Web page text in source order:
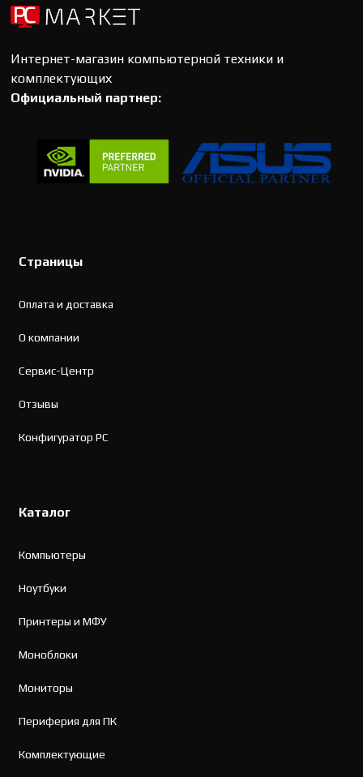
Интернет-магазин компьютерной техники и
комплектующих
Официальный партнер:
Страницы
Оплата и доставка
О компании
Сервис-Центр
Отзывы
Конфигуратор PC
Каталог
Компьютеры
Ноутбуки
Принтеры и МФУ
Моноблоки
Мониторы
Периферия для ПК
Комплектующие